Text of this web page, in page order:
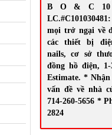
B O & C 10
mọi trở ngại về
các thiết bị
nails, cơ sở
đồng hồ điện, 1-
Estimate. *
vấn đề về nhà
714-260-5656 *
2824